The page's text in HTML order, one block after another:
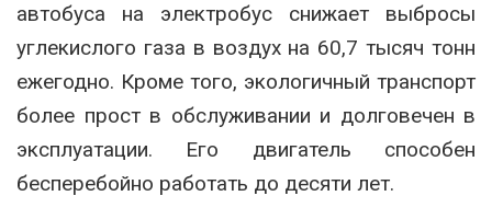
автобуса на электробус снижает выбросы
углекислого газа в воздух на 60,7 тысяч тонн
ежегодно. Кроме того, экологичный транспорт
более прост в обслуживании и долговечен в
эксплуатации. Его двигатель способен
бесперебойно работать до десяти лет.